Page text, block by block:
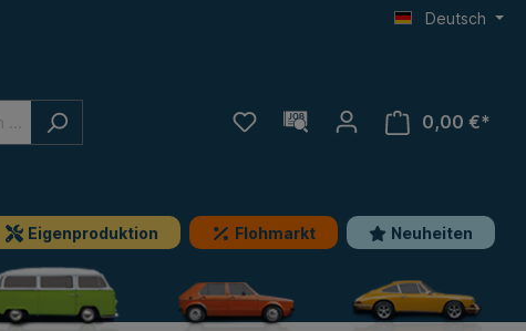
Deutsch
0,00 €*
Eigenproduktion Flohmarkt Neuheiten